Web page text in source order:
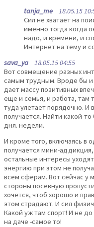
tanja_me 18.05.15
Сил не хватает на
именно тогда когда
надо, и времени, и
Интернет на тему и
sava_ya 18.05.15 04:55
Вот совмещение разных
самым трудным. Вроде бы и
дает массу позитивных
еще и семья, и работа, там
туда улетает порядочно. И
получается. Найти какой-
дня. недели.
И кроме того, включаясь в
получается мини-
остальные интересы
энергию при этом не
всем сферам. Вот сейчас у
стороны посевную
хочется, чтоб хорошо и
этом страдают. И сил
Какой уж там спорт! И не
на даче -самое то!